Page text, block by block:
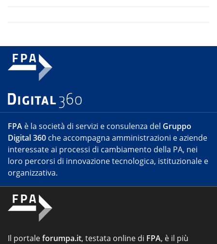
FPA è la società di servizi e consulenza del Gruppo
Digital 360 che accompagna amministrazioni e aziende
interessate ai processi di cambiamento della PA, nei
loro percorsi di innovazione tecnologica, istituzionale e
organizzativa.
Il portaleforumpa.it, testata online di FPA, è il più